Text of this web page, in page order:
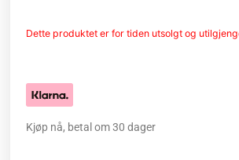
Dette produktet er for tiden utsolgt og
Kjøp nå, betal om 30 dager